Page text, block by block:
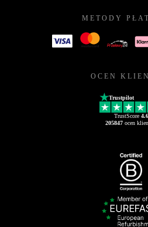
METODY
OCEN
Trustpilot
TrustScore 4.6
205847ocen